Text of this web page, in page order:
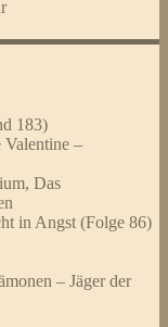
183)
–
Das
in Angst (Folge 86)
– Jäger der